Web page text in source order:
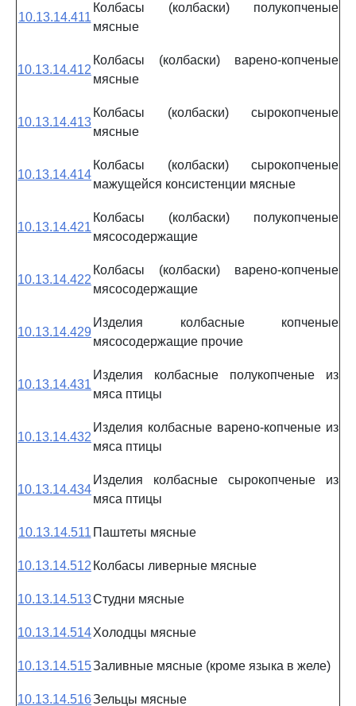
10.13.14.411
Колбасы (колбаски) полукопченые
мясные
10.13.14.412
Колбасы (колбаски) варено-копченые
мясные
10.13.14.413
Колбасы (колбаски) сырокопченые
мясные
10.13.14.414
Колбасы (колбаски) сырокопченые
мажущейся консистенции мясные
10.13.14.421
Колбасы (колбаски) полукопченые
мясосодержащие
10.13.14.422
Колбасы (колбаски) варено-копченые
мясосодержащие
10.13.14.429
Изделия колбасные копченые
мясосодержащие прочие
10.13.14.431
Изделия колбасные полукопченые из
мяса птицы
10.13.14.432
Изделия колбасные варено-копченые из
мяса птицы
10.13.14.434
Изделия колбасные сырокопченые из
мяса птицы
10.13.14.511 Паштеты мясные
10.13.14.512 Колбасы ливерные мясные
10.13.14.513Студни мясные
10.13.14.514Холодцы мясные
10.13.14.515Заливные мясные (кроме языка в желе)
10.13.14.516Зельцы мясные